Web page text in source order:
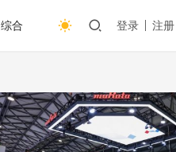
综合 登录 注册